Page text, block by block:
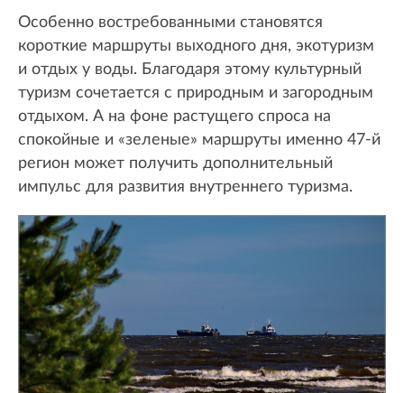
Особенно востребованными становятся
короткие маршруты выходного дня, экотуризм
и отдых у воды. Благодаря этому культурный
туризм сочетается с природным и загородным
отдыхом. А на фоне растущего спроса на
спокойные и «зеленые» маршруты именно 47-й
регион может получить дополнительный
импульс для развития внутреннего туризма.